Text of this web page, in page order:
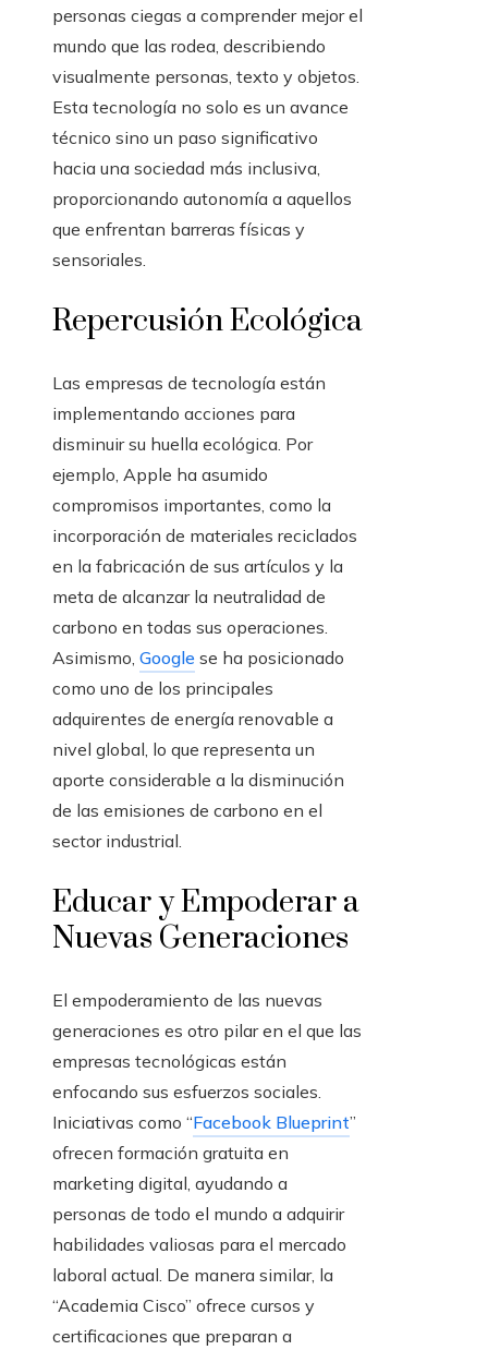
personas ciegas a comprender mejor el
mundo que las rodea, describiendo
visualmente personas, texto y objetos.
Esta tecnología no solo es un avance
técnico sino un paso significativo
hacia una sociedad más inclusiva,
proporcionando autonomía a aquellos
que enfrentan barreras físicas y
sensoriales.
Repercusión Ecológica
Las empresas de tecnología están
implementando acciones para
disminuir su huella ecológica. Por
ejemplo, Apple ha asumido
compromisos importantes, como la
incorporación de materiales reciclados
en la fabricación de sus artículos y la
meta de alcanzar la neutralidad de
carbono en todas sus operaciones.
Asimismo, Google se ha posicionado
como uno de los principales
adquirentes de energía renovable a
nivel global, lo que representa un
aporte considerable a la disminución
de las emisiones de carbono en el
sector industrial.
Educar y Empoderar a
Nuevas Generaciones
El empoderamiento de las nuevas
generaciones es otro pilar en el que las
empresas tecnológicas están
enfocando sus esfuerzos sociales.
Iniciativas como “Facebook Blueprint”
ofrecen formación gratuita en
marketing digital, ayudando a
personas de todo el mundo a adquirir
habilidades valiosas para el mercado
laboral actual. De manera similar, la
“Academia Cisco” ofrece cursos y
certificaciones que preparan a